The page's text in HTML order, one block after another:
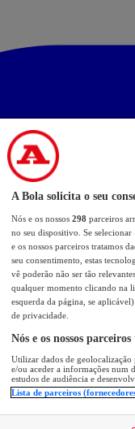
A Bola solicita o seu
Nós e os nossos 298 parceiros
no seu dispositivo. Se
e os nossos parceiros tratamos
seu consentimento, estas
vê poderão não ser tão
qualquer momento clicando na
esquerda da página, se
de privacidade.
Nós e os nossos
Utilizar dados de geolocalização
e/ou aceder a informações num
estudos de audiência e
Lista de parceiros